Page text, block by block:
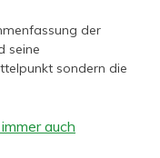
der
seine
sondern die
auch